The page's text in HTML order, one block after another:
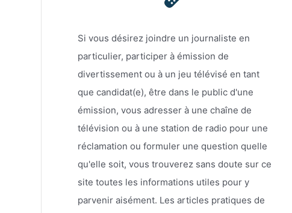
Si vous désirez joindre un journaliste en
particulier, participer à émission de
divertissement ou à un jeu télévisé en tant
que candidat(e), être dans le public d'une
émission, vous adresser à une chaîne de
télévision ou à une station de radio pour une
réclamation ou formuler une question quelle
qu'elle soit, vous trouverez sans doute sur ce
site toutes les informations utiles pour y
parvenir aisément. Les articles pratiques de